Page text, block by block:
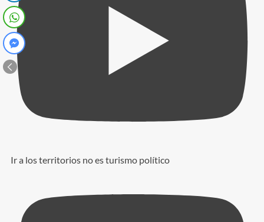
Ir a los territorios no es turismo político